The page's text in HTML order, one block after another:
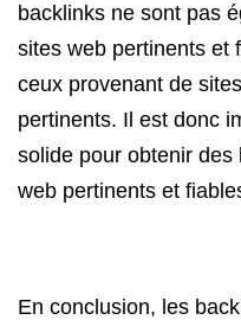
backlinks ne sont pas
sites web pertinents et
ceux provenant de
pertinents. Il est donc
solide pour obtenir
web pertinents et
En conclusion, les